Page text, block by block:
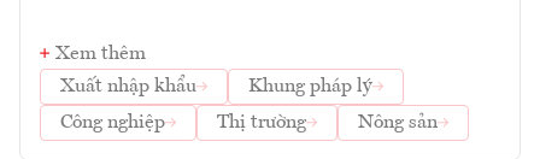
Xem thêm
Xuất nhập khẩu
Khung pháp lý
Công nghiệp
Thị trường Nông sản